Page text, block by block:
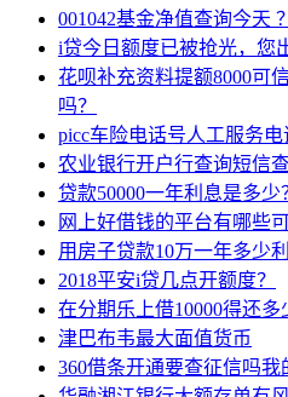
001042基金净值查询今天 ？
i贷今日额度已被抢光，您
花呗补充资料提额8000可
吗？
picc车险电话号人工服务电
农业银行开户行查询短信查
贷款50000一年利息是多少
网上好借钱的平台有哪些可
用房子贷款10万一年多少利
2018平安i贷几点开额度？
在分期乐上借10000得还多
津巴布韦最大面值货币
360借条开通要查征信吗